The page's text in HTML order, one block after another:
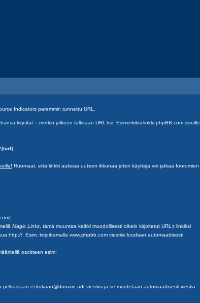
Indicators paremmin tunnettu URL.
kirjoitat = merkin jälkeen tulkitaan URL:ksi. Esimerkiksi linkki phpBB.com sivuille
[/url]
Huomaat, että linkki aukeaa uuteen ikkunaa joten käyttäjä voi jatkaa foorumien
Magic Links, tämä muuntaa kaikki muodollisesti oikein kirjoitetut URL:t linkiksi
http://. Esim. kirjoittamalla www.phpbb.com viestiisi luodaan automaattisesti
osoitteen esim:
pelkästään ei.kukaan@domain.adr viestiisi ja se muutetaan automaattisesti viestiä